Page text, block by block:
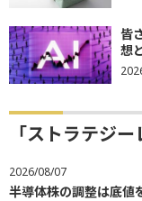
皆
想
「ストラテジ
2026/08/07
半導体株の調整は底値